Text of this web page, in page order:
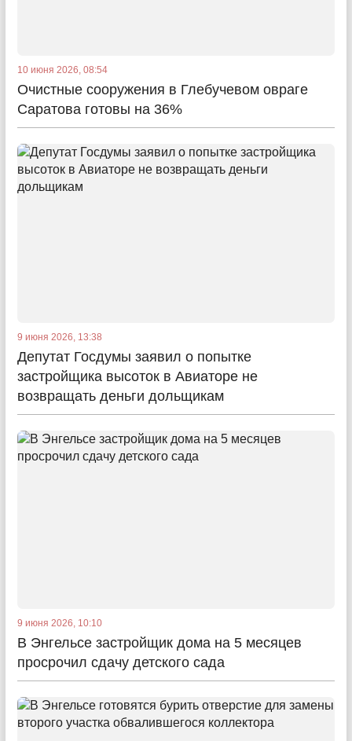
10 июня 2026, 08:54
Очистные сооружения в Глебучевом овраге
Саратова готовы на 36%
9 июня 2026, 13:38
Депутат Госдумы заявил о попытке
застройщика высоток в Авиаторе не
возвращать деньги дольщикам
9 июня 2026, 10:10
В Энгельсе застройщик дома на 5 месяцев
просрочил сдачу детского сада